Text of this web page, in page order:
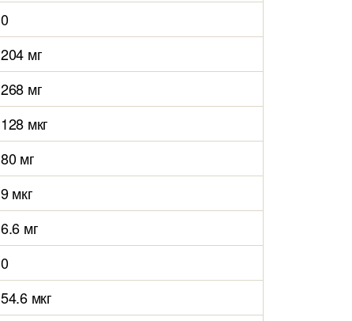
0
204 мг
268 мг
128 мкг
80 мг
9 мкг
6.6 мг
0
54.6 мкг